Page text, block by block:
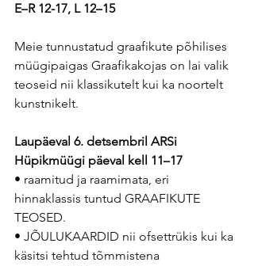
E–R 12-17, L 12–15
Meie tunnustatud graafikute põhilises
müügipaigas Graafikakojas on lai valik
teoseid nii klassikutelt kui ka noortelt
kunstnikelt.
Laupäeval 6. detsembril ARSi
Hüpikmüügi päeval kell 11–17
• raamitud ja raamimata, eri
hinnaklassis tuntud GRAAFIKUTE
TEOSED.
• JÕULUKAARDID nii ofsettrükis kui ka
käsitsi tehtud tõmmistena